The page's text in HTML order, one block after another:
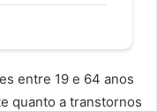
entre 19 e 64 anos
quanto a transtornos